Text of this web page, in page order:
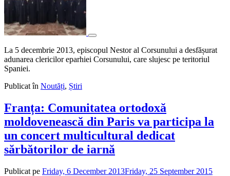
La 5 decembrie 2013, episcopul Nestor al Corsunului a desfășurat
adunarea clericilor eparhiei Corsunului, care slujesc pe teritoriul
Spaniei.
Publicat în Noutăți, Știri
Franța: Comunitatea ortodoxă
moldovenească din Paris va participa la
un concert multicultural dedicat
sărbătorilor de iarnă
Publicat pe Friday, 6 December 2013Friday, 25 September 2015